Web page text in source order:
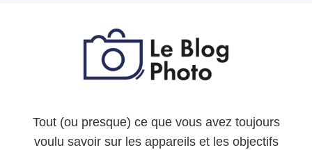
Tout (ou presque) ce que vous avez toujours
voulu savoir sur les appareils et les objectifs